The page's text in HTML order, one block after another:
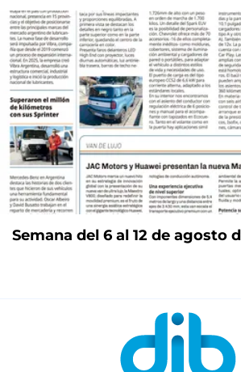
Semana del 6 al 12 de agosto